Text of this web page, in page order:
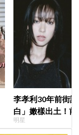
李孝利30年前街
白」嫩樣出土！
傳奇
明星